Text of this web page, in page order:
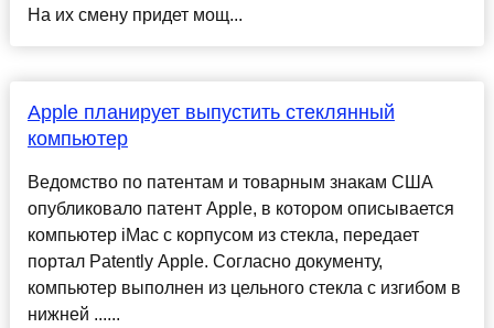
На их смену придет мощ...
Apple планирует выпустить стеклянный
компьютер
Ведомство по патентам и товарным знакам США
опубликовало патент Apple, в котором описывается
компьютер iMac с корпусом из стекла, передает
портал Patently Apple. Согласно документу,
компьютер выполнен из цельного стекла с изгибом в
нижней ......